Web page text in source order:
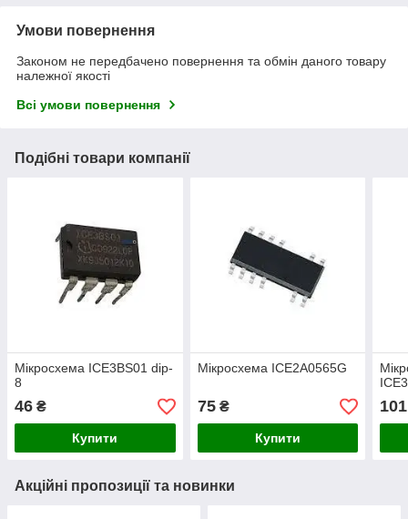
Умови повернення
Законом не передбачено повернення та обмін даного товару
належної якості
Всі умови повернення
Подібні товари компанії
Мікросхема ICE3BS01 dip-
8
46 ₴
Купити
Мікросхема ICE2A0565G
75₴
Купити
101
Акційні пропозиції та новинки